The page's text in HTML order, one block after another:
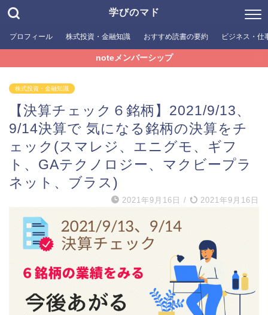
学びのマド
プロフィール 株式投資・金融知識 おすすめ読書の要約 ビジネス・仕
noteメンバーシップ
株式投資・金融知識
【決算チェック６銘柄】2021/9/13、
9/14決算で 気になる銘柄の決算をチ
ェック(スマレジ、エニグモ、ギフ
ト、GAテクノロジー、マクビープラ
ネット、ブラス)
2021年9月16日 / 2021年9月16日